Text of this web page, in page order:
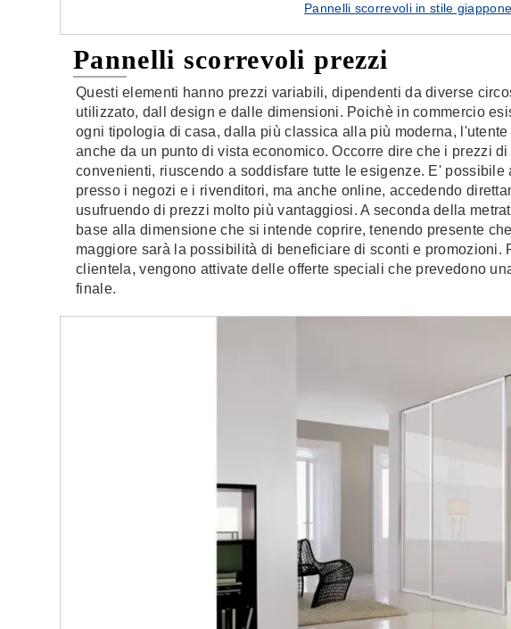
Pannelli scorrevoli in stile
Pannelli scorrevoli prezzi
Questi elementi hanno prezzi variabili, dipendenti da diverse
utilizzato, dall design e dalle dimensioni. Poichè in commercio
ogni tipologia di casa, dalla più classica alla più moderna,
anche da un punto di vista economico. Occorre dire che i prezzi
convenienti, riuscendo a soddisfare tutte le esigenze. E'
presso i negozi e i rivenditori, ma anche online, accedendo
usufruendo di prezzi molto più vantaggiosi. A seconda della
base alla dimensione che si intende coprire, tenendo presente
maggiore sarà la possibilità di beneficiare di sconti e promozioni.
clientela, vengono attivate delle offerte speciali che prevedono
finale.